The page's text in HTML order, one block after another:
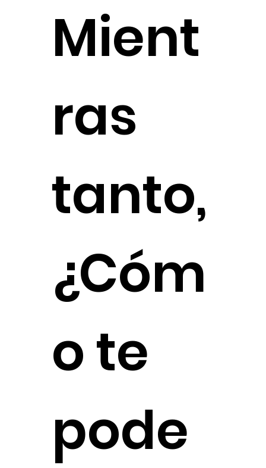
Mient
ras
tanto,
¿Cóm
o te
pode